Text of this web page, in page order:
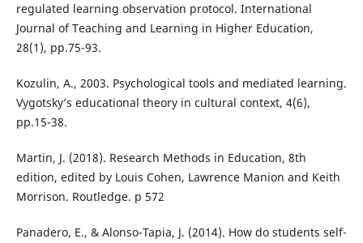
regulated learning observation protocol. International
Journal of Teaching and Learning in Higher Education,
28(1), pp.75-93.
Kozulin, A., 2003. Psychological tools and mediated learning.
Vygotsky’s educational theory in cultural context, 4(6),
pp.15-38.
Martin, J. (2018). Research Methods in Education, 8th
edition, edited by Louis Cohen, Lawrence Manion and Keith
Morrison. Routledge. p 572
Panadero, E., & Alonso-Tapia, J. (2014). How do students self-